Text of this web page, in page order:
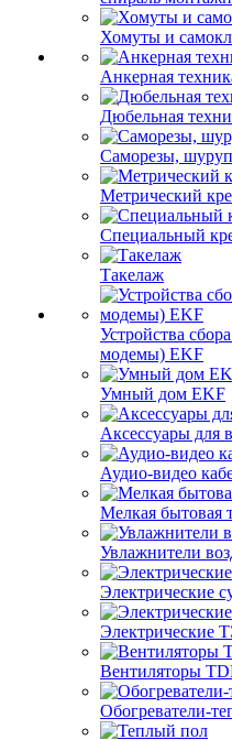
Хомуты и
Анкерная
Дюбельная
Саморезы,
Метрический
Специальный
Такелаж
Устройства
модемы) EKF
Умный дом EKF
Аксессуары для
Аудио-видео
Мелкая бытовая
Увлажнители
Электрические
Вентиляторы
Обогреватели-